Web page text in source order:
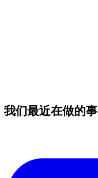
我们最近在做的事